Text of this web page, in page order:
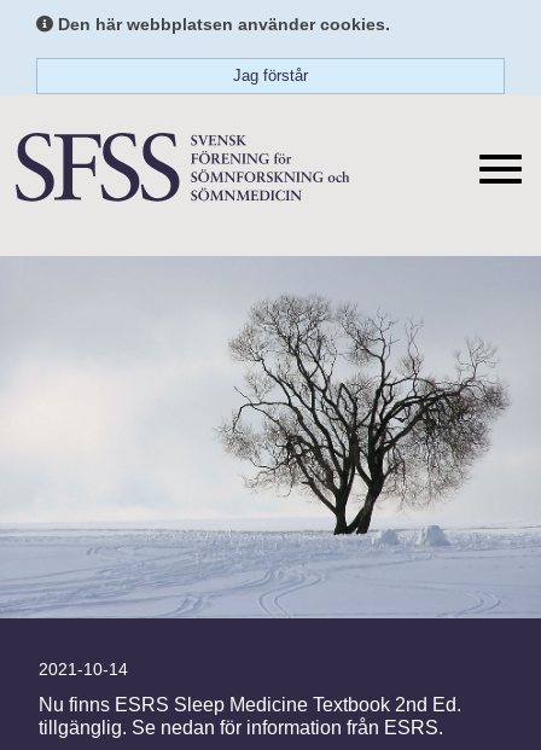
Den här webbplatsen använder cookies.
Jag förstår
2021-10-14
Nu finns ESRS Sleep Medicine Textbook 2nd Ed.
tillgänglig. Se nedan för information från ESRS.